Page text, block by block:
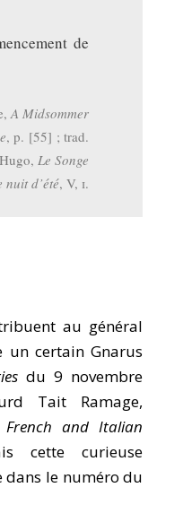
de
A Midsommer
, p. [55] ; trad.
Le Songe
nuit d’été, V, i.
au général
un certain Gnarus
du 9 novembre
Tait Ramage,
and Italian
cette curieuse
le numéro du